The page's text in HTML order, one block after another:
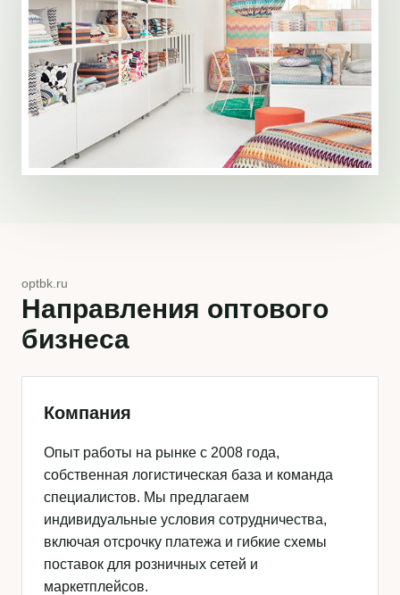
optbk.ru
Направления оптового
бизнеса
Компания
Опыт работы на рынке с 2008 года,
собственная логистическая база и команда
специалистов. Мы предлагаем
индивидуальные условия сотрудничества,
включая отсрочку платежа и гибкие схемы
поставок для розничных сетей и
маркетплейсов.